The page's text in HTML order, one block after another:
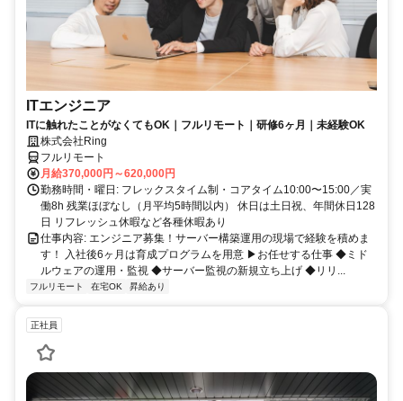
ITエンジニア
ITに触れたことがなくてもOK｜フルリモート｜研修6ヶ月｜未経験OK
株式会社Ring
フルリモート
月給370,000円～620,000円
勤務時間・曜日: フレックスタイム制・コアタイム10:00〜15:00／実
働8h 残業ほぼなし（月平均5時間以内） 休日は土日祝、年間休日128
日 リフレッシュ休暇など各種休暇あり
仕事内容: エンジニア募集！サーバー構築運用の現場で経験を積めま
す！ 入社後6ヶ月は育成プログラムを用意 ▶お任せする仕事 ◆ミド
ルウェアの運用・監視 ◆サーバー監視の新規立ち上げ ◆リリ...
フルリモート 在宅OK 昇給あり
正社員